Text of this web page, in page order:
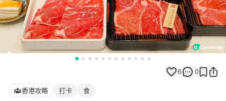
6 0
香港攻略 打卡 食